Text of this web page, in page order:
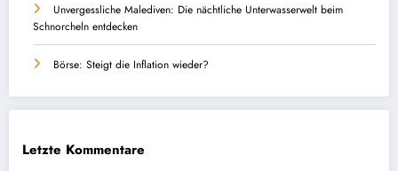
Unvergessliche Malediven: Die nächtliche Unterwasserwelt beim
Schnorcheln entdecken
Börse: Steigt die Inflation wieder?
Letzte Kommentare